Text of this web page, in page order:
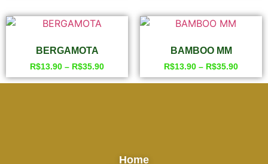
BERGAMOTA
R$13.90 – R$35.90
BAMBOO MM
R$13.90 – R$35.90
Home